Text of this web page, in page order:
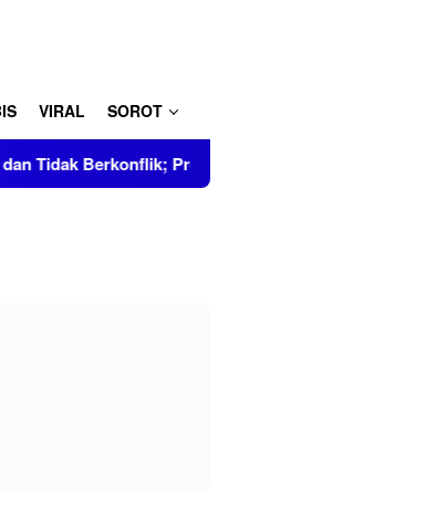
VIRAL SOROT
Berkonflik; Prof. Dr. Hj. Andi Aslinda, M.Si